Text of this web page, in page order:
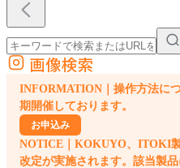
外部サイトの商品をカートに追加
他のサイトで見つけた商品ページのURLを貼り
画像検索
INFORMATION｜操作方法に
期開催しております。
お申込み
NOTICE｜KOKUYO、ITOKI
改定が実施されます。該当製